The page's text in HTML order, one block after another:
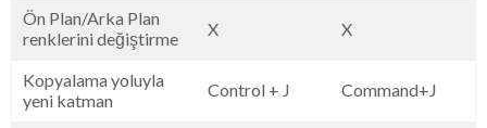
Ön Plan/Arka Plan
renklerini değiştirme
X X
Kopyalama yoluyla
yeni katman
Control + J Command+J